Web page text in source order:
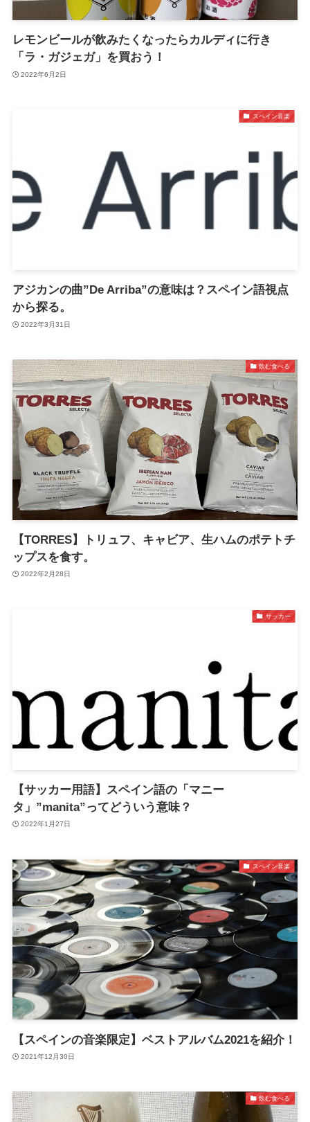
レモンビールが飲みたくなったらカルディに行き
「ラ・ガジェガ」を買おう！
2022年6月2日
スペイン音楽
アジカンの曲”De Arriba”の意味は？スペイン語視点
から探る。
2022年3月31日
飲む食べる
【TORRES】トリュフ、キャビア、生ハムのポテトチ
ップスを食す。
2022年2月28日
サッカー
【サッカー用語】スペイン語の「マニー
タ」”manita”ってどういう意味？
2022年1月27日
スペイン音楽
【スペインの音楽限定】ベストアルバム2021を紹介！
2021年12月30日
飲む食べる